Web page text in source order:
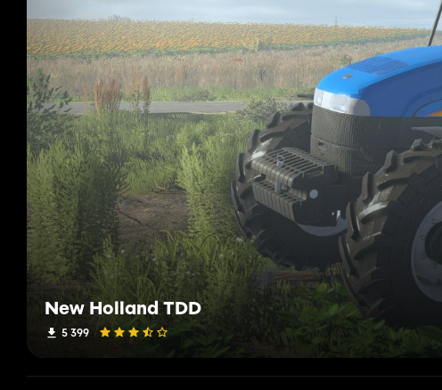
New Holland TDD
5 399